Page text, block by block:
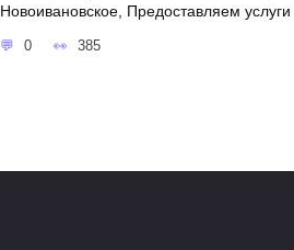
Новоивановское, Предоставляем услуги
0 385